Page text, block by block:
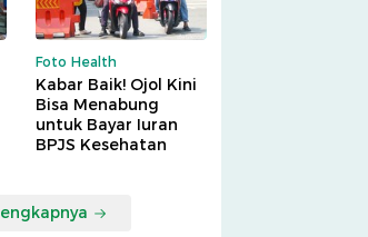
Foto Health
Kabar Baik! Ojol Kini
Bisa Menabung
untuk Bayar Iuran
BPJS Kesehatan